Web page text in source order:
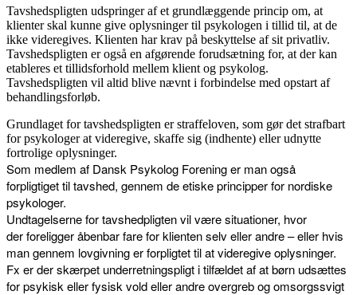
Tavshedspligten udspringer af et grundlæggende princip om, at
klienter skal kunne give oplysninger til psykologen i tillid til, at de
ikke videregives. Klienten har krav på beskyttelse af sit privatliv.
Tavshedspligten er også en afgørende forudsætning for, at der kan
etableres et tillidsforhold mellem klient og psykolog.
Tavshedspligten vil altid blive nævnt i forbindelse med opstart af
behandlingsforløb.
Grundlaget for tavshedspligten er straffeloven, som gør det strafbart
for psykologer at videregive, skaffe sig (indhente) eller udnytte
fortrolige oplysninger.
Som medlem af Dansk Psykolog Forening er man også
forpligtiget til tavshed, gennem de etiske principper for nordiske
psykologer.
Undtagelserne for tavshedpligten vil være situationer, hvor
der foreligger åbenbar fare for klienten selv eller andre – eller hvis
man gennem lovgivning er forpligtet til at videregive oplysninger.
Fx er der skærpet underretningspligti tilfældet af at børn udsættes
for psykisk eller fysisk vold eller andre overgreb og omsorgssvigt